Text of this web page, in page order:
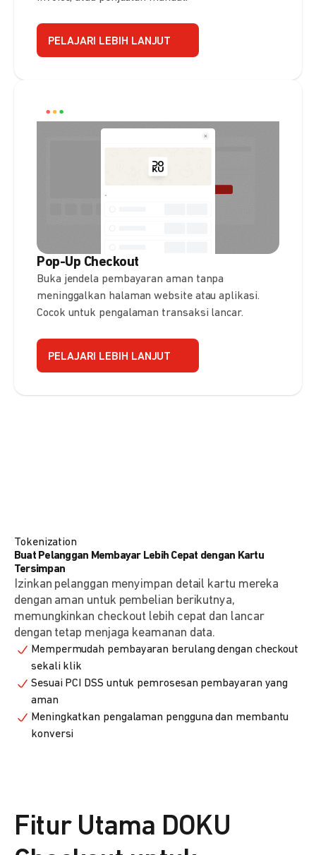
PELAJARI LEBIH LANJUT
Pop-Up Checkout
Buka jendela pembayaran aman tanpa
meninggalkan halaman website atau aplikasi.
Cocok untuk pengalaman transaksi lancar.
PELAJARI LEBIH LANJUT
Tokenization
Buat Pelanggan Membayar Lebih Cepat dengan Kartu
Tersimpan
Izinkan pelanggan menyimpan detail kartu mereka
dengan aman untuk pembelian berikutnya,
memungkinkan checkout lebih cepat dan lancar
dengan tetap menjaga keamanan data.
Mempermudah pembayaran berulang dengan checkout
sekali klik
Sesuai PCI DSS untuk pemrosesan pembayaran yang
aman
Meningkatkan pengalaman pengguna dan membantu
konversi
Fitur Utama DOKU